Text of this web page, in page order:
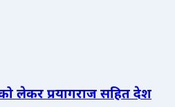
लेकर प्रयागराज सहित देश